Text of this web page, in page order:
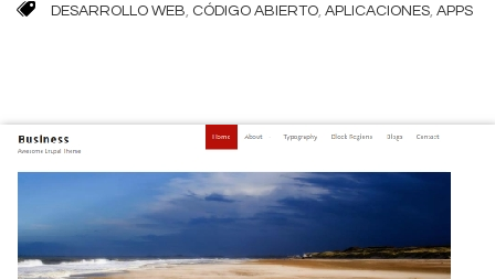
DESARROLLO WEB, CÓDIGO ABIERTO, APLICACIONES, APPS